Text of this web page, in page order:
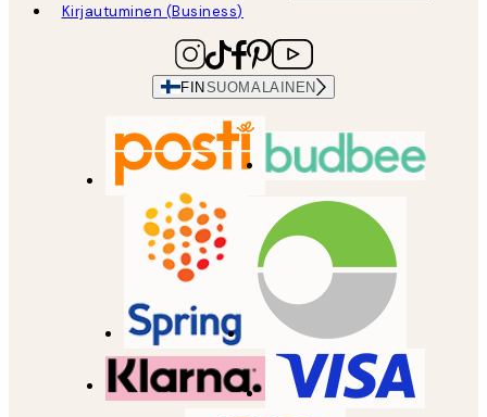
Kirjautuminen (Business)
FINSUOMALAINEN